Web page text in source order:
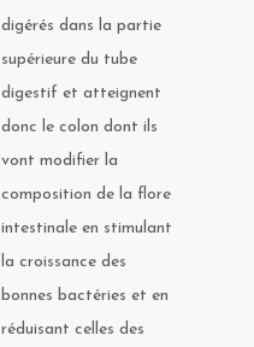
digérés dans la partie
supérieure du tube
digestif et atteignent
donc le colon dont ils
vont modifier la
composition de la flore
intestinale en stimulant
la croissance des
bonnes bactéries et en
réduisant celles des